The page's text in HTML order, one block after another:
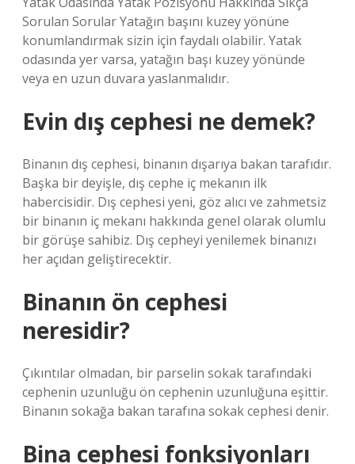
Sorulan Sorular Yatağın başını kuzey yönüne
konumlandırmak sizin için faydalı olabilir. Yatak
odasında yer varsa, yatağın başı kuzey yönünde
veya en uzun duvara yaslanmalıdır.
Evin dış cephesi ne demek?
Binanın dış cephesi, binanın dışarıya bakan tarafıdır.
Başka bir deyişle, dış cephe iç mekanın ilk
habercisidir. Dış cephesi yeni, göz alıcı ve zahmetsiz
bir binanın iç mekanı hakkında genel olarak olumlu
bir görüşe sahibiz. Dış cepheyi yenilemek binanızı
her açıdan geliştirecektir.
Binanın ön cephesi
neresidir?
Çıkıntılar olmadan, bir parselin sokak tarafındaki
cephenin uzunluğu ön cephenin uzunluğuna eşittir.
Binanın sokağa bakan tarafına sokak cephesi denir.
Bina cephesi fonksiyonları